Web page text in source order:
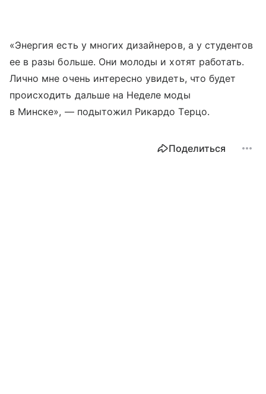
«Энергия есть у многих дизайнеров, а у студентов
ее в разы больше. Они молоды и хотят работать.
Лично мне очень интересно увидеть, что будет
происходить дальше на Неделе моды
в Минске», — подытожил Рикардо Терцо.
Поделиться